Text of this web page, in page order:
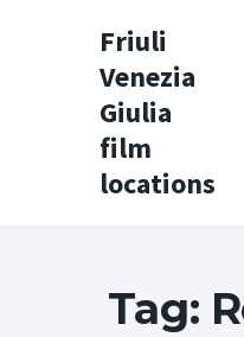
Friuli
Venezia
Giulia
film
locations
Tag:
Friuli Venezia
Home
Special